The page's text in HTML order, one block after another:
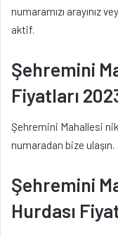
numaramızı arayınız
aktif.
Şehremini
Fiyatları
Şehremini Mahallesi
numaradan bize ulaşın.
Şehremini
Hurdası